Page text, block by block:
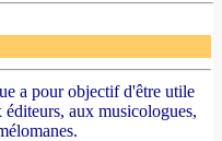
a pour objectif d'être utile
aux musicologues,